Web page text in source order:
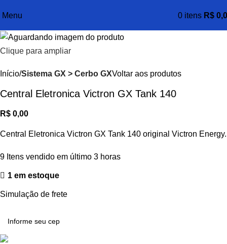
Menu 0 itens R$
Clique para ampliar
Início Sistema GX > Cerbo GXVoltar aos produtos
Central Eletronica Victron GX Tank 140
R$ 0,00
Central Eletronica Victron GX Tank 140 original Victron Energy.
9 Itens vendido em último 3 horas
1 em estoque
Simulação de frete